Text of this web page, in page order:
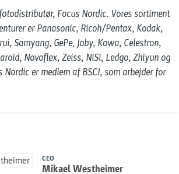
Focus Nordic. Vores sortiment
er Panasonic, Ricoh/Pentax, Kodak,
Samyang, GePe, Joby, Kowa, Celestron,
Novoflex, Zeiss, NiSi, Ledgo, Zhiyun og
er medlem af BSCI, som arbejder for
CEO
Mikael Westheimer